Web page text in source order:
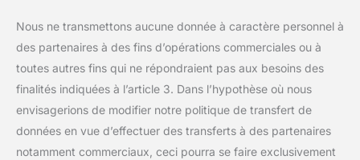
Nous ne transmettons aucune donnée à caractère personnel à
des partenaires à des fins d’opérations commerciales ou à
toutes autres fins qui ne répondraient pas aux besoins des
finalités indiquées à l’article 3. Dans l’hypothèse où nous
envisagerions de modifier notre politique de transfert de
données en vue d’effectuer des transferts à des partenaires
notamment commerciaux, ceci pourra se faire exclusivement